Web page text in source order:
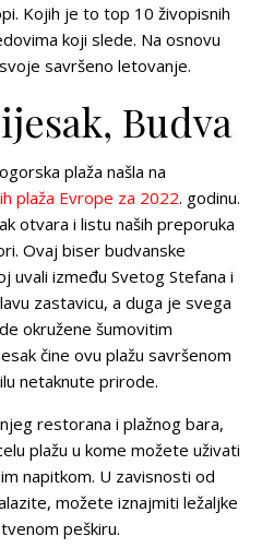
Kojih je to top 10 živopisnih
koji slede. Na osnovu
savršeno letovanje.
Budva
plaža našla na
plaža Evrope za 2022. godinu.
otvara i listu naših preporuka
. Ovaj biser budvanske
uvali između Svetog Stefana i
zastavicu, a duga je svega
okružene šumovitim
čine ovu plažu savršenom
netaknute prirode.
restorana i plažnog bara,
plažu u kome možete uživati
napitkom. U zavisnosti od
možete iznajmiti ležaljke
peškiru.